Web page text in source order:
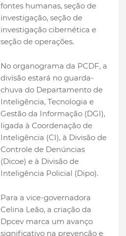
fontes humanas, seção de
investigação, seção de
investigação cibernética e
seção de operações.
No organograma da PCDF, a
divisão estará no guarda-
chuva do Departamento de
Inteligência, Tecnologia e
Gestão da Informação (DGI),
ligada à Coordenação de
Inteligência (CI), à Divisão de
Controle de Denúncias
(Dicoe) e à Divisão de
Inteligência Policial (Dipo).
Para a vice-governadora
Celina Leão, a criação da
Dpcev marca um avanço
significativo na prevenção e